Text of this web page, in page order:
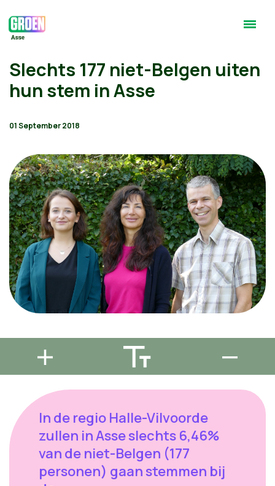
Slechts 177 niet-Belgen uiten
hun stem in Asse
01 September 2018
In de regio Halle-Vilvoorde
zullen in Asse slechts 6,46%
van de niet-Belgen (177
personen) gaan stemmen bij